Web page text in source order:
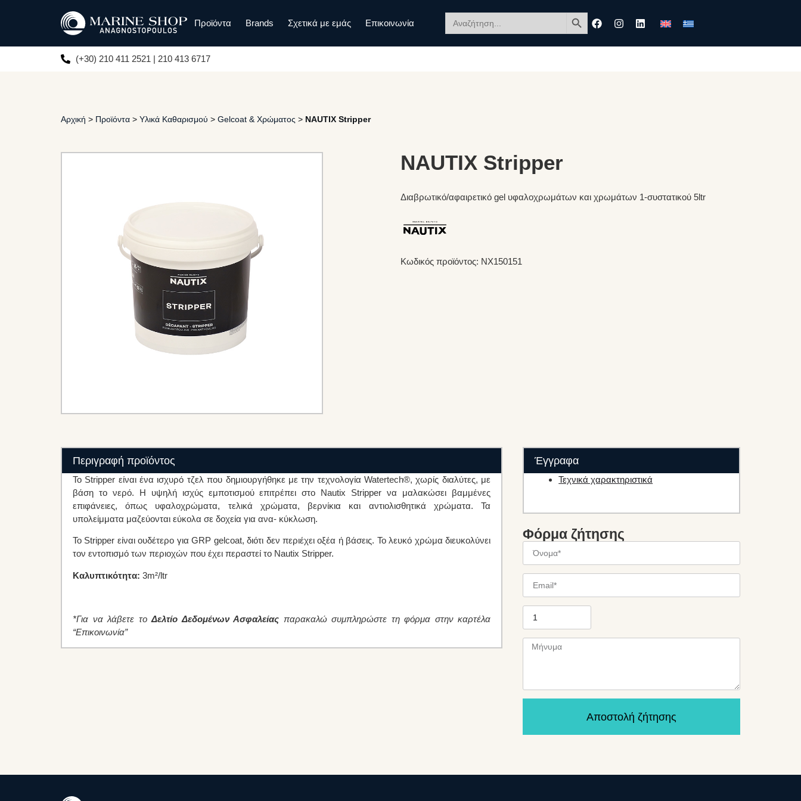
Προϊόντα Brands Σχετικά με εμάς Επικοινωνία
for:
Search Button
(+30) 210 411 2521 | 210 413 6717
Αρχική > Προϊόντα > Υλικά Καθαρισμού > Gelcoat & Χρώματος > NAUTIX Stripper
NAUTIX Stripper
Διαβρωτικό/αφαιρετικό gel υφαλοχρωμάτων και χρωμάτων 1-συστατικού 5ltr
Κωδικός προϊόντος: NX150151
Περιγραφή προϊόντος
Το Stripper είναι ένα ισχυρό τζελ που δημιουργήθηκε με την τεχνολογία Watertech®, χωρίς διαλύτες, με
βάση το νερό. Η υψηλή ισχύς εμποτισμού επιτρέπει στο Nautix Stripper να μαλακώσει βαμμένες
επιφάνειες, όπως υφαλοχρώματα, τελικά χρώματα, βερνίκια και αντιολισθητικά χρώματα. Τα
υπολείμματα μαζεύονται εύκολα σε δοχεία για ανα- κύκλωση.
Το Stripper είναι ουδέτερο για GRP gelcoat, διότι δεν περιέχει οξέα ή βάσεις. Το λευκό χρώμα διευκολύνει
τον εντοπισμό των περιοχών που έχει περαστεί το Nautix Stripper.
Καλυπτικότητα: 3m²/ltr
*Για να λάβετε τοΔελτίο Δεδομένων Ασφαλείας παρακαλώ συμπληρώστε τη φόρμα στην καρτέλα
“Επικοινωνία”
Έγγραφα
Τεχνικά χαρακτηριστικά
Φόρμα ζήτησης
Αποστολή ζήτησης